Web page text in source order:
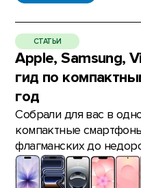
СТАТЬИ
Apple, Samsung,
гид по
год
Собрали для вас в
компактные
флагманских до